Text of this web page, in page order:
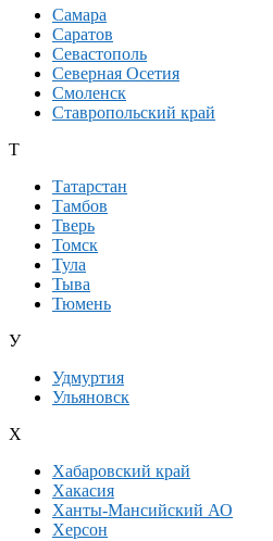
Самара
Саратов
Севастополь
Северная Осетия
Смоленск
Ставропольский край
Т
Татарстан
Тамбов
Тверь
Томск
Тула
Тыва
Тюмень
У
Удмуртия
Ульяновск
Х
Хабаровский край
Хакасия
Ханты-Мансийский АО
Херсон